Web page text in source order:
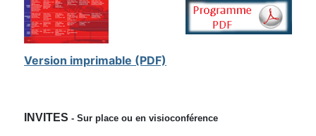
Version imprimable (PDF)
INVITES - Sur place ou en visioconférence